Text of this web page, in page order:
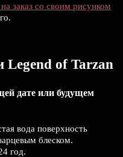
заказ со своим рисунком
of Tarzan
дате или будущем
вода поверхность
блеском.
год.